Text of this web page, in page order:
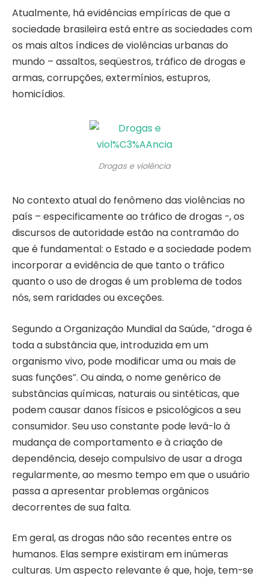
Atualmente, há evidências empíricas de que a
sociedade brasileira está entre as sociedades com
os mais altos índices de violências urbanas do
mundo – assaltos, seqüestros, tráfico de drogas e
armas, corrupções, extermínios, estupros,
homicídios.
Drogas e violência
No contexto atual do fenômeno das violências no
país – especificamente ao tráfico de drogas -, os
discursos de autoridade estão na contramão do
que é fundamental: o Estado e a sociedade podem
incorporar a evidência de que tanto o tráfico
quanto o uso de drogas é um problema de todos
nós, sem raridades ou exceções.
Segundo a Organização Mundial da Saúde, “droga é
toda a substância que, introduzida em um
organismo vivo, pode modificar uma ou mais de
suas funções”. Ou ainda, o nome genérico de
substâncias químicas, naturais ou sintéticas, que
podem causar danos físicos e psicológicos a seu
consumidor. Seu uso constante pode levá-lo à
mudança de comportamento e à criação de
dependência, desejo compulsivo de usar a droga
regularmente, ao mesmo tempo em que o usuário
passa a apresentar problemas orgânicos
decorrentes de sua falta.
Em geral, as drogas não são recentes entre os
humanos. Elas sempre existiram em inúmeras
culturas. Um aspecto relevante é que, hoje, tem-se